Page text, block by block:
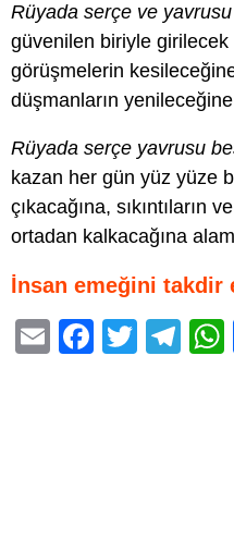
Rüyada serçe ve
güvenilen biriyle girilecek
görüşmelerin
düşmanların
Rüyada serçe yavrusu
kazan her gün yüz yüze
çıkacağına, sıkıntıların
ortadan kalkacağına
İnsan emeğini takdir
E
F
T
T